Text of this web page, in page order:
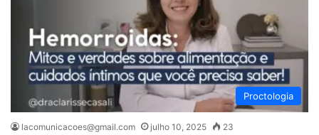
Proctologia
lacomunicacoes@gmail.com julho 10, 2025 23